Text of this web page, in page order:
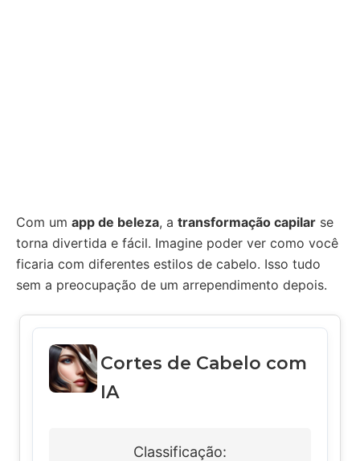
Com um app de beleza, a transformação capilar se
torna divertida e fácil. Imagine poder ver como você
ficaria com diferentes estilos de cabelo. Isso tudo
sem a preocupação de um arrependimento depois.
Cortes de Cabelo com
IA
Classificação: